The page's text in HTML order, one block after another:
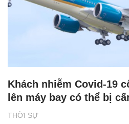
THỜI SỰ
Khách nhiễm Covid-19
lên máy bay có thể bị